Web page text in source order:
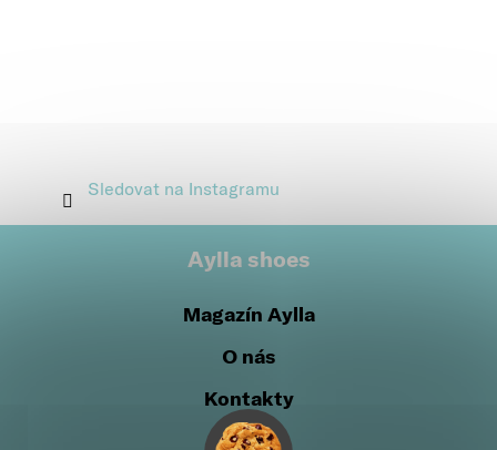
Sledovat na Instagramu
Aylla shoes
Magazín Aylla
O nás
Kontakty